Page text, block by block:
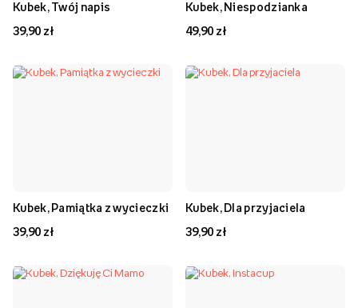
Kubek, Twój napis
39,90 zł
Kubek, Niespodzianka
49,90 zł
Kubek, Pamiątka z wycieczki
39,90 zł
Kubek, Dla przyjaciela
39,90 zł